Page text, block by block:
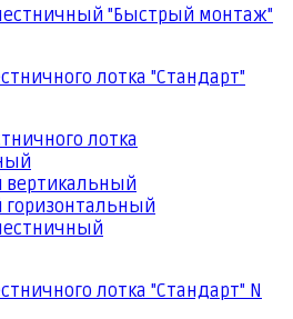
"Быстрый монтаж"
лотка "Стандарт"
лотка
вертикальный
лотка "Стандарт" N